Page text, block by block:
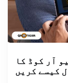
آر کوڈ کا
کیسے کریں